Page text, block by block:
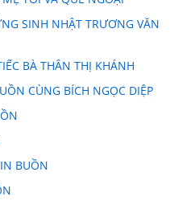
SINH NHẬT TRƯƠNG VĂN
BÀ THÂN THỊ KHÁNH
CÙNG BÍCH NGỌC DIỆP
BUỒN